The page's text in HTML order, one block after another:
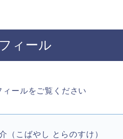
ィール
ールをご覧ください
（こばやし とらのすけ）